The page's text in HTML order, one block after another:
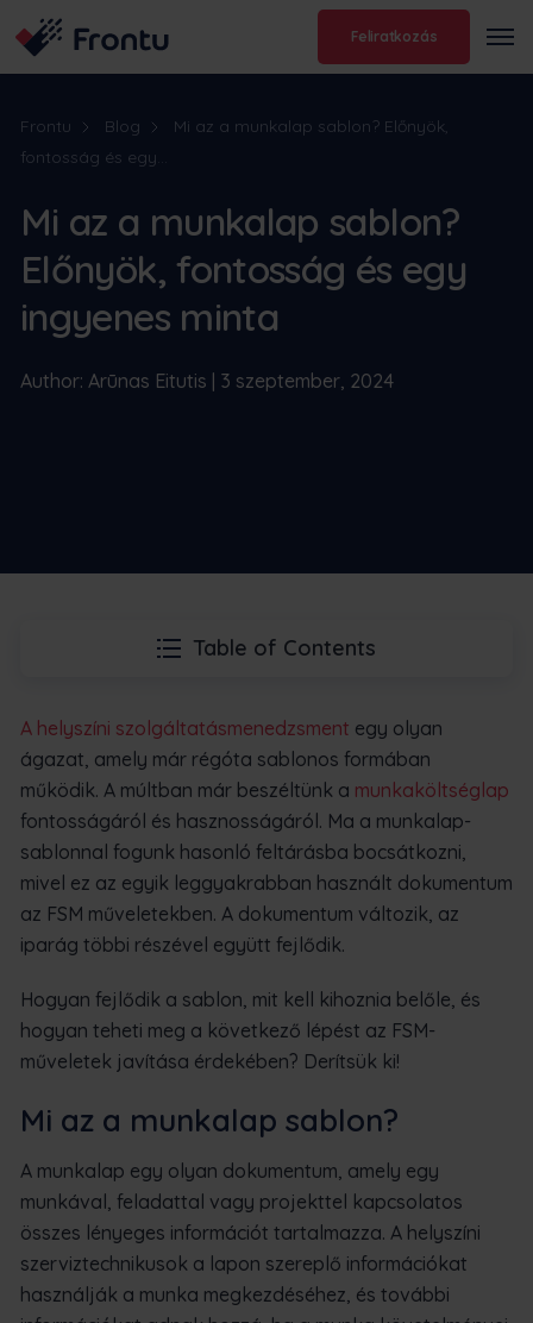
Feliratkozás
Frontu Blog
Mi az a munkalap sablon? Előnyök,
fontosság és egy...
Mi az a munkalap sablon?
Előnyök, fontosság és egy
ingyenes minta
Author: Arūnas Eitutis | 3 szeptember, 2024
Table of Contents
A helyszíni szolgáltatásmenedzsment egy olyan
ágazat, amely már régóta sablonos formában
működik. A múltban már beszéltünk a munkaköltséglap
fontosságáról és hasznosságáról. Ma a munkalap-
sablonnal fogunk hasonló feltárásba bocsátkozni,
mivel ez az egyik leggyakrabban használt dokumentum
az FSM műveletekben. A dokumentum változik, az
iparág többi részével együtt fejlődik.
Hogyan fejlődik a sablon, mit kell kihoznia belőle, és
hogyan teheti meg a következő lépést az FSM-
műveletek javítása érdekében? Derítsük ki!
Mi az a munkalap sablon?
A munkalap egy olyan dokumentum, amely egy
munkával, feladattal vagy projekttel kapcsolatos
összes lényeges információt tartalmazza. A helyszíni
szerviztechnikusok a lapon szereplő információkat
használják a munka megkezdéséhez, és további